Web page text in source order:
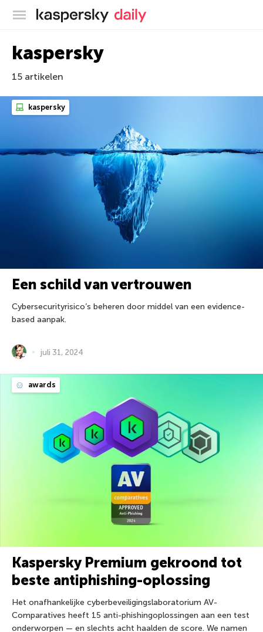
Kaspersky official blog
kaspersky
15 artikelen
kaspersky
Een schild van vertrouwen
Cybersecurityrisico’s beheren door middel van een evidence-
based aanpak.
juli 31, 2024
awards
Kaspersky Premium gekroond tot
beste antiphishing-oplossing
Het onafhankelijke cyberbeveiligingslaboratorium AV-
Comparatives heeft 15 anti-phishingoplossingen aan een test
onderworpen — en slechts acht haalden de score. We namen